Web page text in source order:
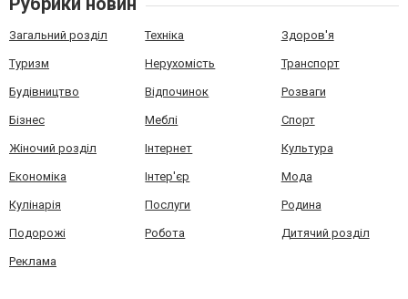
Загальний розділ Техніка Здоров'я
Туризм Нерухомість Транспорт
Будівництво Відпочинок Розваги
Бізнес Меблі Спорт
Жіночий розділ Інтернет Культура
Економіка Інтер'єр Мода
Кулінарія Послуги Родина
Подорожі Робота Дитячий розділ
Реклама